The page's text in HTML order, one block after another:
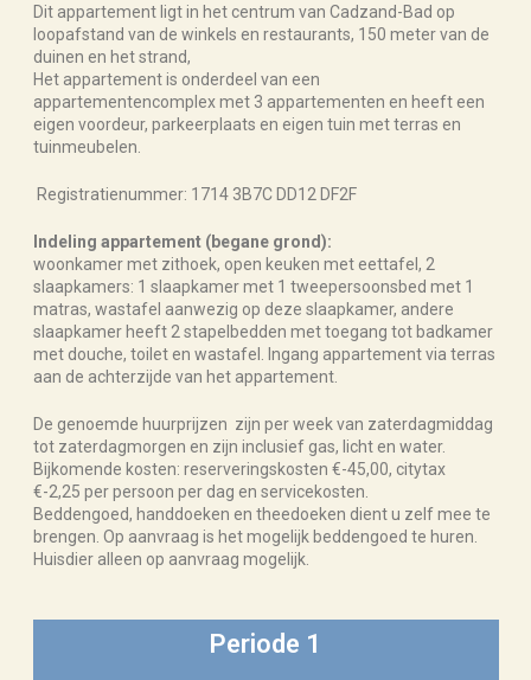
Dit appartement ligt in het centrum van Cadzand-Bad op
loopafstand van de winkels en restaurants, 150 meter van de
duinen en het strand,
Het appartement is onderdeel van een
appartementencomplex met 3 appartementen en heeft een
eigen voordeur, parkeerplaats en eigen tuin met terras en
tuinmeubelen.
Registratienummer: 1714 3B7C DD12 DF2F
Indeling appartement (begane grond):
woonkamer met zithoek, open keuken met eettafel, 2
slaapkamers: 1 slaapkamer met 1 tweepersoonsbed met 1
matras, wastafel aanwezig op deze slaapkamer, andere
slaapkamer heeft 2 stapelbedden met toegang tot badkamer
met douche, toilet en wastafel. Ingang appartement via terras
aan de achterzijde van het appartement.
De genoemde huurprijzen zijn per week van zaterdagmiddag
tot zaterdagmorgen en zijn inclusief gas, licht en water.
Bijkomende kosten: reserveringskosten €-45,00, citytax
€-2,25 per persoon per dag en servicekosten.
Beddengoed, handdoeken en theedoeken dient u zelf mee te
brengen. Op aanvraag is het mogelijk beddengoed te huren.
Huisdier alleen op aanvraag mogelijk.
Periode 1